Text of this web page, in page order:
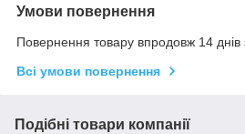
Умови повернення
Повернення товару впродовж 14 днів
Всі умови повернення
Подібні товари компанії